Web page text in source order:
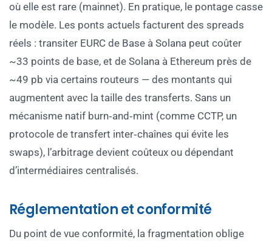
où elle est rare (mainnet). En pratique, le pontage casse
le modèle. Les ponts actuels facturent des spreads
réels : transiter EURC de Base à Solana peut coûter
~33 points de base, et de Solana à Ethereum près de
~49 pb via certains routeurs — des montants qui
augmentent avec la taille des transferts. Sans un
mécanisme natif burn‑and‑mint (comme CCTP, un
protocole de transfert inter‑chaînes qui évite les
swaps), l’arbitrage devient coûteux ou dépendant
d’intermédiaires centralisés.
Réglementation et conformité
Du point de vue conformité, la fragmentation oblige